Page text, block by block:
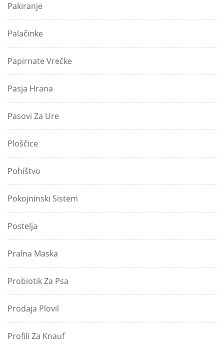
Pakiranje
Palačinke
Papirnate Vrečke
Pasja Hrana
Pasovi Za Ure
Ploščice
Pohištvo
Pokojninski Sistem
Postelja
Pralna Maska
Probiotik Za Psa
Prodaja Plovil
Profili Za Knauf